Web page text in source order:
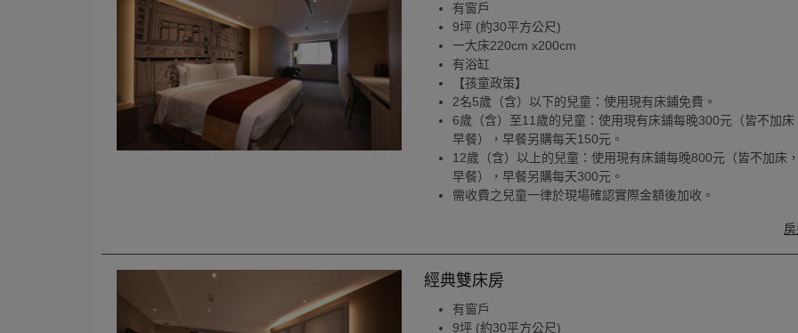
有窗戶
9坪 (約30平方公尺)
一大床220cm x200cm
有浴缸
【孩童政策】
2名5歲（含）以下的兒童：使用現有床鋪免費。
6歲（含）至11歲的兒童：使用現有床鋪每晚300元（皆不加床
早餐），早餐另購每天150元。
12歲（含）以上的兒童：使用現有床鋪每晚800元（皆不加床
早餐），早餐另購每天300元。
需收費之兒童一律於現場確認實際金額後加收。
經典雙床房
有窗戶
9坪 (約30平方公尺)